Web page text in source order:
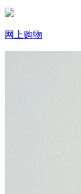
网上购物